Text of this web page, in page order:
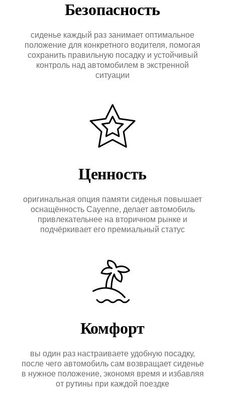
Безопасность
сиденье каждый раз занимает оптимальное
положение для конкретного водителя, помогая
сохранить правильную посадку и устойчивый
контроль над автомобилем в экстренной
ситуации
Ценность
оригинальная опция памяти сиденья повышает
оснащённость Cayenne, делает автомобиль
привлекательнее на вторичном рынке и
подчёркивает его премиальный статус
Комфорт
вы один раз настраиваете удобную посадку,
после чего автомобиль сам возвращает сиденье
в нужное положение, экономя время и избавляя
от рутины при каждой поездке
Ответим
на вопросы
Оставьте свой номер
и мы перезвоним
Оригинальное дооснащение
КАТАЛОГ
ПРИМЕРЫ
О
КОМПАНИИ
+7 495 760-76-56
Москва, ул. 1-я Магистральная д. 8, с. 7